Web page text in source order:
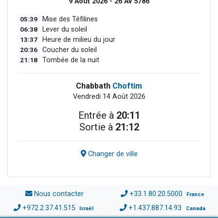
05:39 Mise des Téfilines
06:38 Lever du soleil
13:37 Heure de milieu du jour
20:36 Coucher du soleil
21:18 Tombée de la nuit
Chabbath Choftim
Vendredi 14 Août 2026
Entrée à 20:11
Sortie à 21:12
Changer de ville
Nous contacter +33.1.80.20.5000 France
+972.2.37.41.515 Israël +1.437.887.14.93 Canada